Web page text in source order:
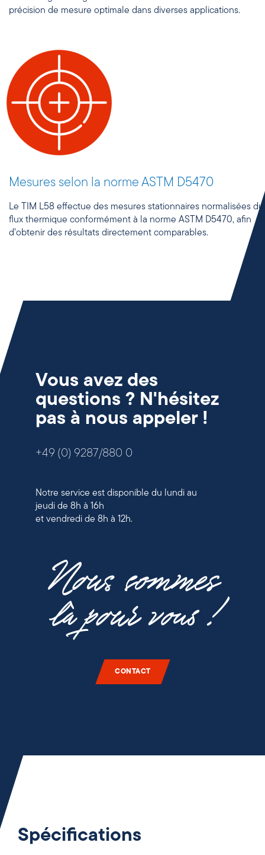
précision de mesure optimale dans diverses applications.
Mesures selon la norme ASTM D5470
Le TIM L58 effectue des mesures stationnaires normalisées du
flux thermique conformément à la norme ASTM D5470, afin
d’obtenir des résultats directement comparables.
Vous avez des
questions ? N'hésitez
pas à nous appeler !
+49 (0) 9287/880 0
Notre service est disponible du lundi au
jeudi de 8h à 16h
et vendredi de 8h à 12h.
Nous sommes
là pour vous !
CONTACT
Spécifications